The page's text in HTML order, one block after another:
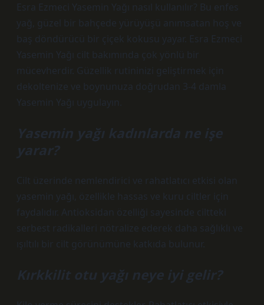
Esra Ezmeci Yasemin Yağı nasıl kullanılır? Bu enfes
yağ, güzel bir bahçede yürüyüşü anımsatan hoş ve
baş döndürücü bir çiçek kokusu yayar. Esra Ezmeci
Yasemin Yağı cilt bakımında çok yönlü bir
mücevherdir. Güzellik rutininizi geliştirmek için
dekoltenize ve boynunuza doğrudan 3-4 damla
Yasemin Yağı uygulayın.
Yasemin yağı kadınlarda ne işe
yarar?
Cilt üzerinde nemlendirici ve rahatlatıcı etkisi olan
yasemin yağı, özellikle hassas ve kuru ciltler için
faydalıdır. Antioksidan özelliği sayesinde ciltteki
serbest radikalleri nötralize ederek daha sağlıklı ve
ışıltılı bir cilt görünümüne katkıda bulunur.
Kırkkilit otu yağı neye iyi gelir?